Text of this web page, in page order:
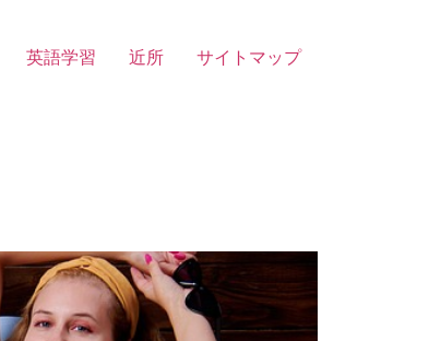
英語学習 近所 サイトマップ